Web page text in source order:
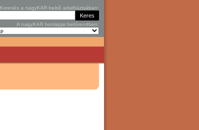
Keresés a nagyKAR belső adatbázisában:
A nagyKAR honlapjai betűrendben: